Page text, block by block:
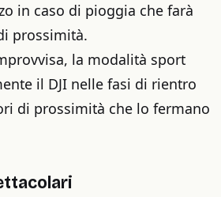
in caso di pioggia che farà
prossimità.
la modalità sport
il DJI nelle fasi di rientro
di prossimità che lo fermano